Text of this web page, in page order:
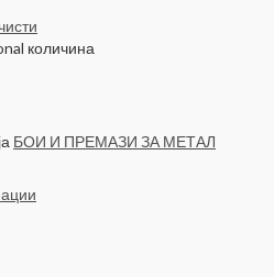
количина
БОИ И ПРЕМАЗИ ЗА МЕТАЛ